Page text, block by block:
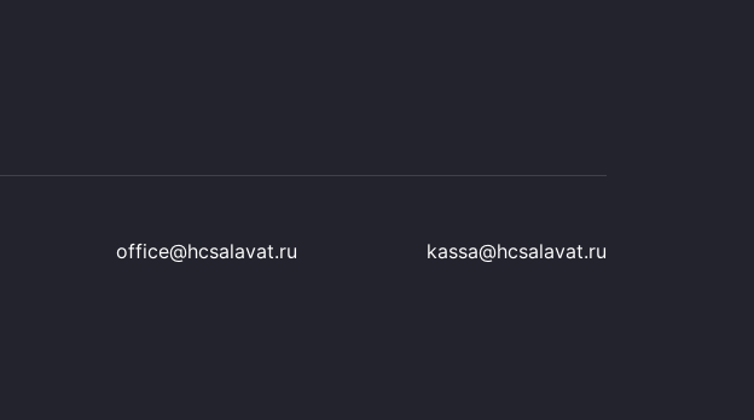
office@hcsalavat.ru kassa@hcsalavat.ru